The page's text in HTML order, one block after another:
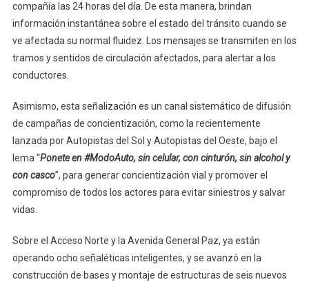
compañía las 24 horas del día. De esta manera, brindan
información instantánea sobre el estado del tránsito cuando se
ve afectada su normal fluidez. Los mensajes se transmiten en los
tramos y sentidos de circulación afectados, para alertar a los
conductores.
Asimismo, esta señalización es un canal sistemático de difusión
de campañas de concientización, como la recientemente
lanzada por Autopistas del Sol y Autopistas del Oeste, bajo el
lema “Ponete en #ModoAuto, sin celular, con cinturón, sin alcohol y
con casco”, para generar concientización vial y promover el
compromiso de todos los actores para evitar siniestros y salvar
vidas.
Sobre el Acceso Norte y la Avenida General Paz, ya están
operando ocho señaléticas inteligentes, y se avanzó en la
construcción de bases y montaje de estructuras de seis nuevos